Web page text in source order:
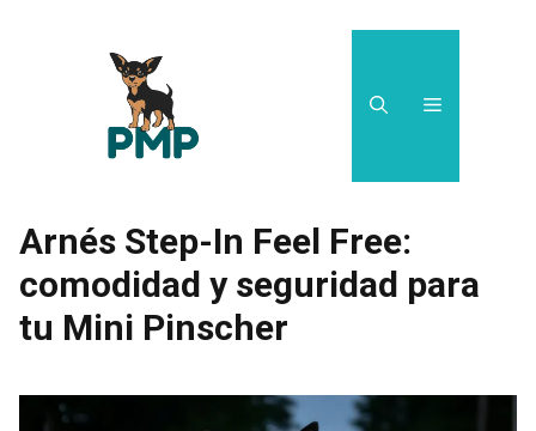
Menú
Arnés Step-In Feel Free:
comodidad y seguridad para
tu Mini Pinscher